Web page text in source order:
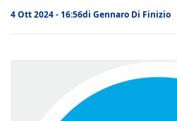
4 Ott 2024 - 16:56di Gennaro Di Finizio